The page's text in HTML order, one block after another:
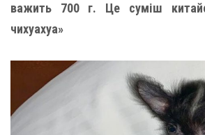
важить 700 г. Це суміш
чихуахуа»